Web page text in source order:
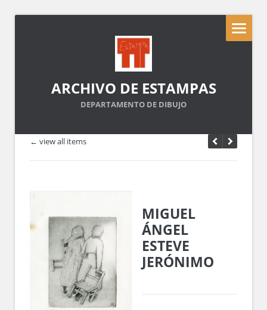
ARCHIVO DE ESTAMPAS
DEPARTAMENTO DE DIBUJO
← view all items
MIGUEL
ÁNGEL
ESTEVE
JERÓNIMO